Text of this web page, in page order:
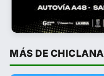
MÁS DE CHICLANA